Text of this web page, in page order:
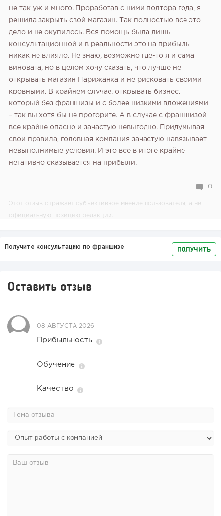
не так уж и много. Проработав с ними полтора года, я
решила закрыть свой магазин. Так полностью все это
дело и не окупилось. Вся помощь была лишь
консультационной и в реальности это на прибыль
никак не влияло. Не знаю, возможно где-то я и сама
виновата, но в целом хочу сказать, что лучше не
открывать магазин Парижанка и не рисковать своими
кровными. В крайнем случае, открывать бизнес,
который без франшизы и с более низкими вложениями
– так вы хотя бы не прогорите. А в случае с франшизой
все крайне опасно и зачастую невыгодно. Придумывая
свои правила, головная компания зачастую навязывает
невыполнимые условия. И это все в итоге крайне
негативно сказывается на прибыли.
0
Этот отзыв отражает субъективное мнение пользователя, а не
официальную позицию редакции.
Получите консультацию по франшизе ПОЛУЧИТЬ
Оставить отзыв
08 АВГУСТА 2026
Прибыльность
Обучение
Качество